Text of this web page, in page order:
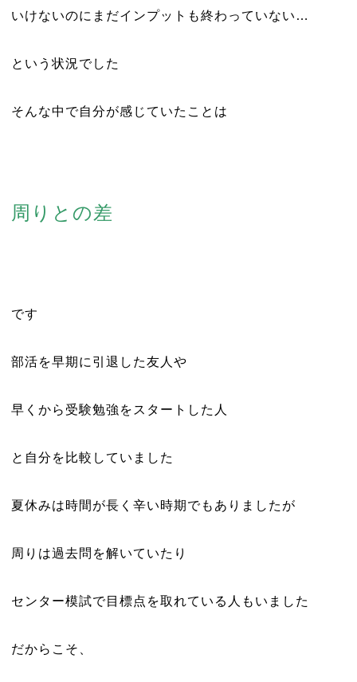
いけないのにまだインプットも終わっていない…
という状況でした
そんな中で自分が感じていたことは
周りとの差
です
部活を早期に引退した友人や
早くから受験勉強をスタートした人
と自分を比較していました
夏休みは時間が長く辛い時期でもありましたが
周りは過去問を解いていたり
センター模試で目標点を取れている人もいました
だからこそ、